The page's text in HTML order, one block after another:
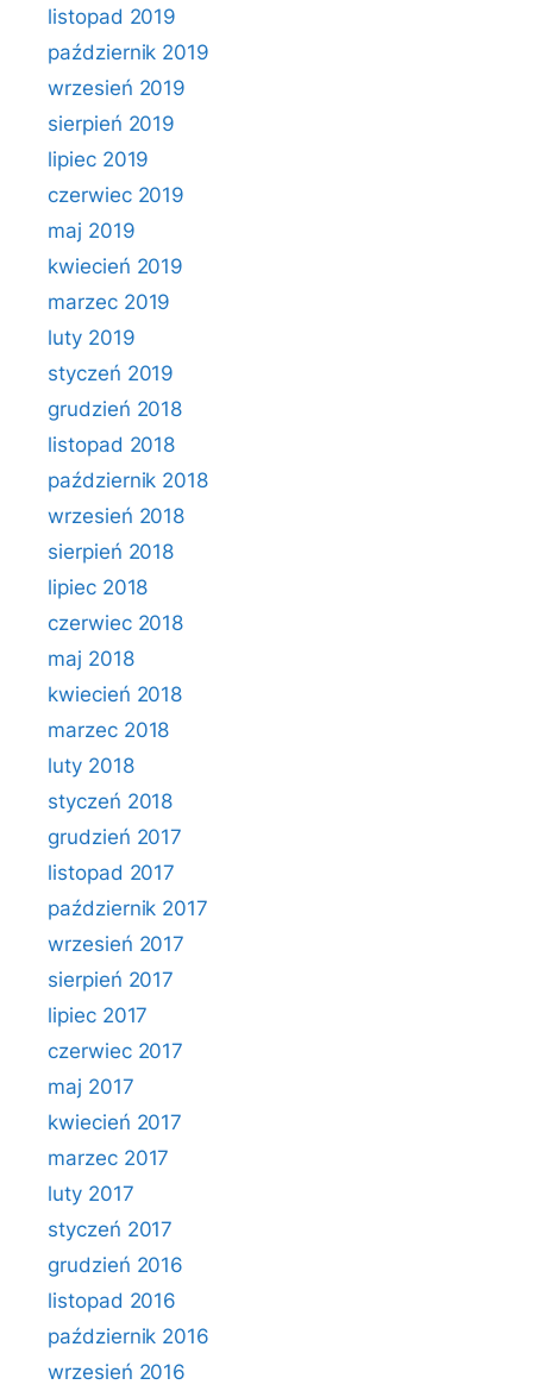
listopad 2019
październik 2019
wrzesień 2019
sierpień 2019
lipiec 2019
czerwiec 2019
maj 2019
kwiecień 2019
marzec 2019
luty 2019
styczeń 2019
grudzień 2018
listopad 2018
październik 2018
wrzesień 2018
sierpień 2018
lipiec 2018
czerwiec 2018
maj 2018
kwiecień 2018
marzec 2018
luty 2018
styczeń 2018
grudzień 2017
listopad 2017
październik 2017
wrzesień 2017
sierpień 2017
lipiec 2017
czerwiec 2017
maj 2017
kwiecień 2017
marzec 2017
luty 2017
styczeń 2017
grudzień 2016
listopad 2016
październik 2016
wrzesień 2016